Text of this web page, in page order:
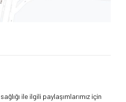
ile ilgili paylaşımlarımız için